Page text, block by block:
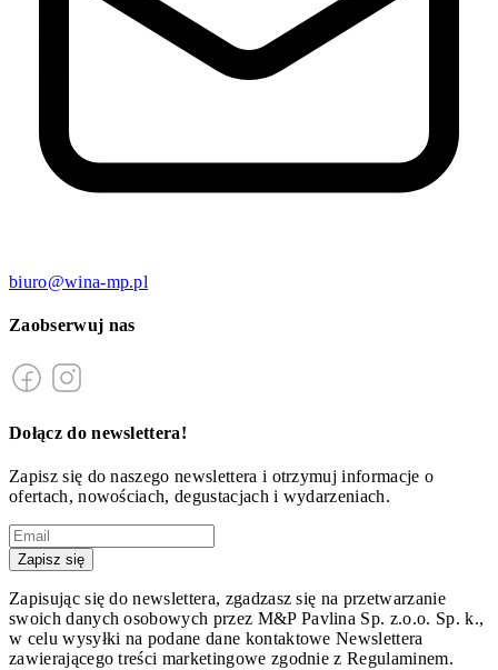
biuro@wina-mp.pl
Zaobserwuj nas
Dołącz do newslettera!
Zapisz się do naszego newslettera i otrzymuj informacje o
ofertach, nowościach, degustacjach i wydarzeniach.
Zapisz się
Zapisując się do newslettera, zgadzasz się na przetwarzanie
swoich danych osobowych przez M&P Pavlina Sp. z.o.o. Sp. k.,
w celu wysyłki na podane dane kontaktowe Newslettera
zawierającego treści marketingowe zgodnie z Regulaminem.